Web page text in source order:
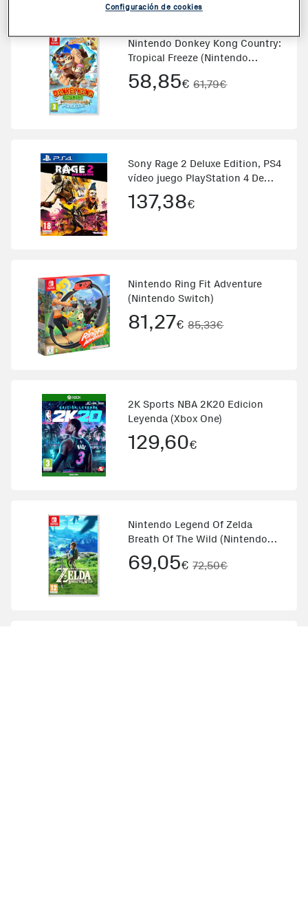
Nintendo Donkey Kong Country:
Tropical Freeze (Nintendo
Switch)
58,85€ 61,79€
Sony Rage 2 Deluxe Edition, PS4
vídeo juego PlayStation 4 De
lujo
137,38€
Nintendo Ring Fit Adventure
(Nintendo Switch)
81,27€ 85,33€
2K Sports NBA 2K20 Edicion
Leyenda (Xbox One)
129,60€
Nintendo Legend Of Zelda
Breath Of The Wild (Nintendo
Switch)
69,05€ 72,50€
Configuración de cookies